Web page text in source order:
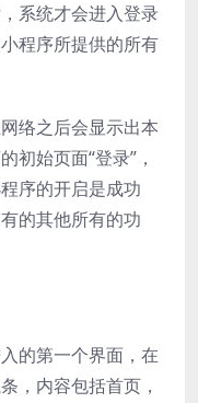
系统才会进入登录
程序所提供的所有
络之后会显示出本
初始页面“登录”，
序的开启是成功
的其他所有的功
的第一个界面，在
，内容包括首页，